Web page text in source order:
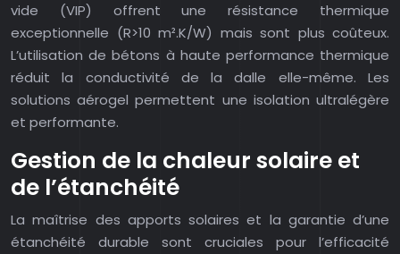
vide (VIP) offrent une résistance thermique
exceptionnelle (R>10 m².K/W) mais sont plus coûteux.
L’utilisation de bétons à haute performance thermique
réduit la conductivité de la dalle elle-même. Les
solutions aérogel permettent une isolation ultralégère
et performante.
Gestion de la chaleur solaire et
de l’étanchéité
La maîtrise des apports solaires et la garantie d’une
étanchéité durable sont cruciales pour l’efficacité